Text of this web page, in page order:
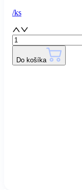
/ks
Do košíka